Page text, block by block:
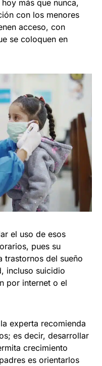
más que nunca,
con los menores
acceso, con
se coloquen en
el uso de esos
pues su
trastornos del sueño
incluso suicidio
por internet o el
experta recomienda
es decir, desarrollar
crecimiento
es orientarlos